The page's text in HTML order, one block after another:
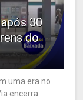
30
do
uma era no
encerra